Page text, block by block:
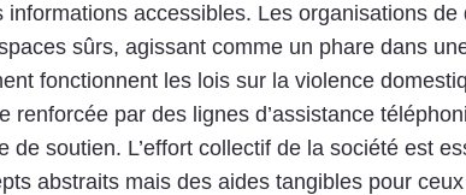
informations accessibles. Les organisations
sûrs, agissant comme un phare dans
fonctionnent les lois sur la violence
renforcée par des lignes d’assistance
de soutien. L’effort collectif de la société est
abstraits mais des aides tangibles pour